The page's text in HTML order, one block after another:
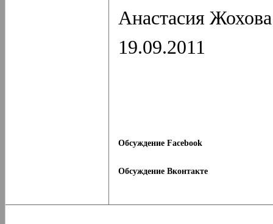
Анастасия Жохова
19.09.2011
Обсуждение Facebook
Обсуждение Вконтакте